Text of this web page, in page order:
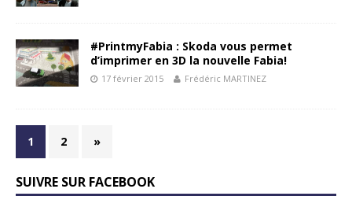
#PrintmyFabia : Skoda vous permet
d’imprimer en 3D la nouvelle Fabia!
17 février 2015 Frédéric MARTINEZ
1 2 »
SUIVRE SUR FACEBOOK